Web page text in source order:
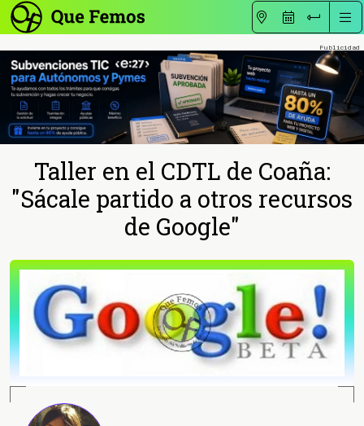
Taller en el CDTL de Coaña:
"Sácale partido a otros recursos
de Google"